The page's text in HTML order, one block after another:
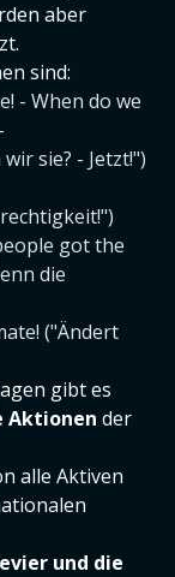
aber
sind:
- When do we
sie? - Jetzt!")
got the
die
("Ändert
gibt es
Aktionen der
alle Aktiven
und die